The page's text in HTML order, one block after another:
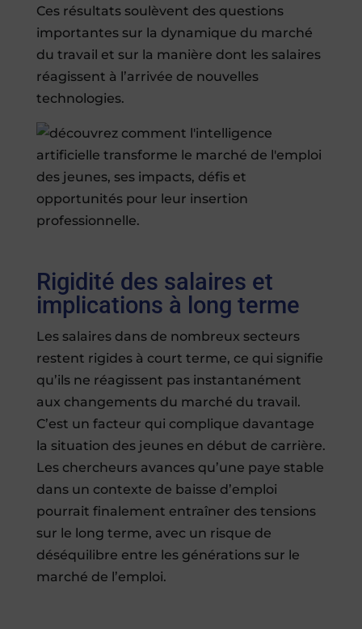
Ces résultats soulèvent des questions
importantes sur la dynamique du marché
du travail et sur la manière dont les salaires
réagissent à l’arrivée de nouvelles
technologies.
Rigidité des salaires et
implications à long terme
Les salaires dans de nombreux secteurs
restent rigides à court terme, ce qui signifie
qu’ils ne réagissent pas instantanément
aux changements du marché du travail.
C’est un facteur qui complique davantage
la situation des jeunes en début de carrière.
Les chercheurs avances qu’une paye stable
dans un contexte de baisse d’emploi
pourrait finalement entraîner des tensions
sur le long terme, avec un risque de
déséquilibre entre les générations sur le
marché de l’emploi.